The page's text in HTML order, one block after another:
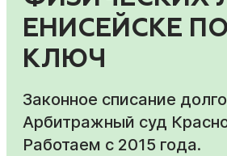
ЕНИСЕЙСКЕ
КЛЮЧ
Законное списание
Арбитражный суд
Работаем с 2015 года.